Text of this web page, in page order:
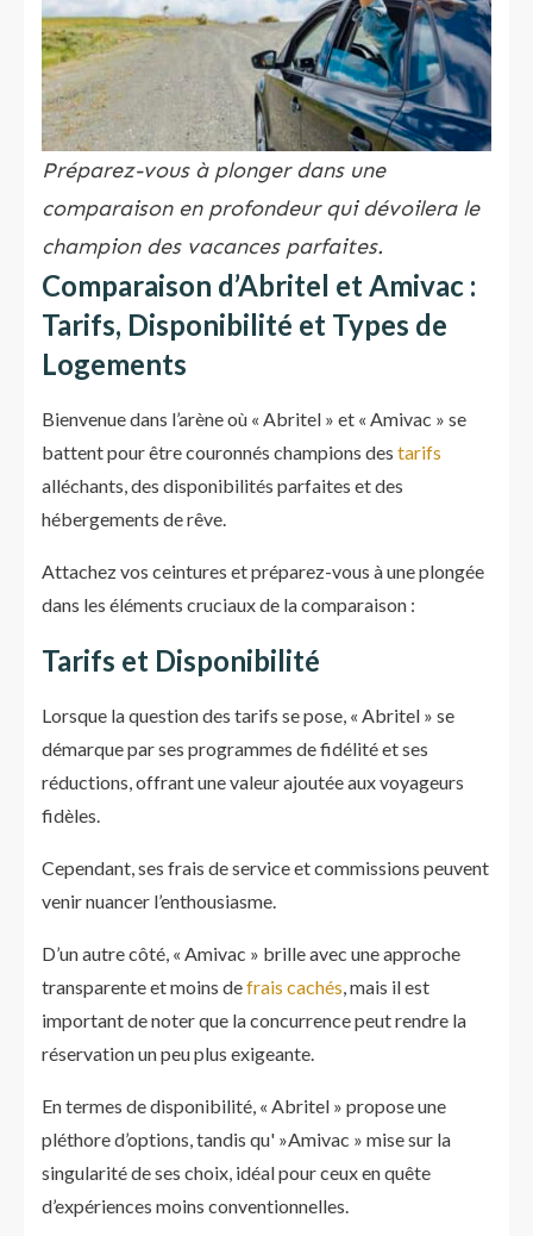
Préparez-vous à plonger dans une
comparaison en profondeur qui dévoilera le
champion des vacances parfaites.
Comparaison d’Abritel et Amivac :
Tarifs, Disponibilité et Types de
Logements
Bienvenue dans l’arène où « Abritel » et « Amivac » se
battent pour être couronnés champions des tarifs
alléchants, des disponibilités parfaites et des
hébergements de rêve.
Attachez vos ceintures et préparez-vous à une plongée
dans les éléments cruciaux de la comparaison :
Tarifs et Disponibilité
Lorsque la question des tarifs se pose, « Abritel » se
démarque par ses programmes de fidélité et ses
réductions, offrant une valeur ajoutée aux voyageurs
fidèles.
Cependant, ses frais de service et commissions peuvent
venir nuancer l’enthousiasme.
D’un autre côté, « Amivac » brille avec une approche
transparente et moins defrais cachés, mais il est
important de noter que la concurrence peut rendre la
réservation un peu plus exigeante.
En termes de disponibilité, « Abritel » propose une
pléthore d’options, tandis qu' »Amivac » mise sur la
singularité de ses choix, idéal pour ceux en quête
d’expériences moins conventionnelles.